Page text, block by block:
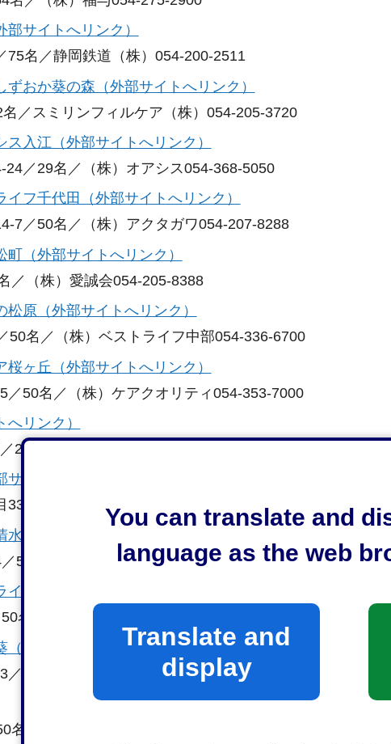
You can translate and
language as the web
Translate and
display
サイトへリンク）
75名／静岡鉄道（株）054-200-2511
ずおか葵の森（外部サイトへリンク）
／スミリンフィルケア（株）054-205-3720
入江（外部サイトへリンク）
24／29名／（株）オアシス054-368-5050
フ千代田（外部サイトへリンク）
7／50名／（株）アクタガワ054-207-8288
（外部サイトへリンク）
／（株）愛誠会054-205-8388
原（外部サイトへリンク）
50名／（株）ベストライフ中部054-336-6700
ヶ丘（外部サイトへリンク）
／50名／（株）ケアクオリティ054-353-7000
リンク）
29名／（有）まはえ054-207-8961
イトへリンク）
17／50名／（株）品川屋054-259-1165
（外部サイトへリンク）
50名／（株）ウェルビーイング054-355-3056
イフ小鹿公園前（外部サイトへリンク）
名／（株）アクタガワ054-654-5488
（外部サイトへリンク）
75名／（株）ベストライフ中部054-275-1361
名／（株）アース054-346-3816